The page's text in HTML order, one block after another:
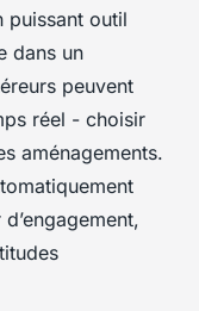
puissant outil
dans un
peuvent
réel - choisir
aménagements.